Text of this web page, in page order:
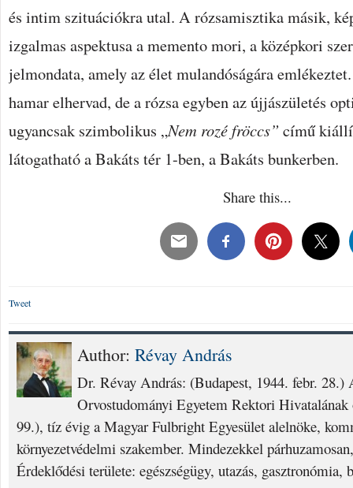
és intim szituációkra utal. A rózsamisztika másik,
izgalmas aspektusa a memento mori, a középkori
jelmondata, amely az élet mulandóságára
hamar elhervad, de a rózsa egyben az újjászületés
ugyancsak szimbolikus „Nem rozé fröccs”című
látogatható a Bakáts tér 1-ben, a Bakáts bunkerben.
Share this...
Tweet
Author: Révay András
Dr. Révay András: (Budapest, 1944. febr. 28.)
Orvostudományi Egyetem Rektori Hivatalának
99.), tíz évig a Magyar Fulbright Egyesület alelnöke,
környezetvédelmi szakember. Mindezekkel
Érdeklődési területe: egészségügy, utazás,